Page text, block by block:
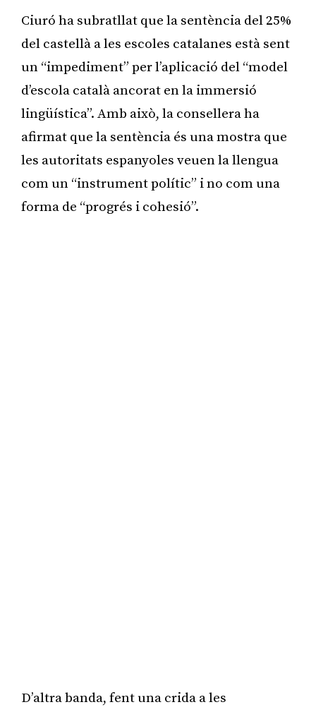
Ciuró ha subratllat que la sentència del 25%
del castellà a les escoles catalanes està sent
un “impediment” per l’aplicació del “model
d’escola català ancorat en la immersió
lingüística”. Amb això, la consellera ha
afirmat que la sentència és una mostra que
les autoritats espanyoles veuen la llengua
com un “instrument polític” i no com una
forma de “progrés i cohesió”.
D’altra banda, fent una crida a les